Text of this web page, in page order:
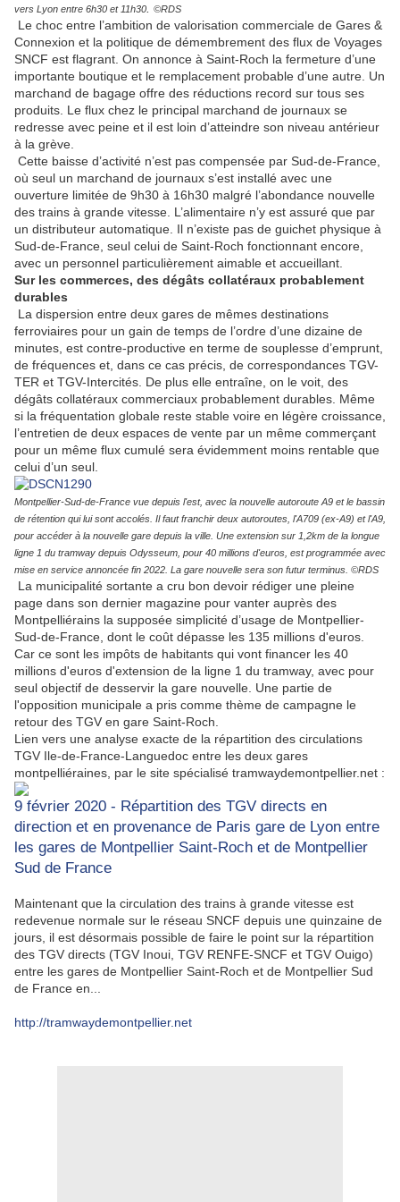
vers Lyon entre 6h30 et 11h30 ©RDS
Le choc entre l’ambition de valorisation commerciale de Gares &
Connexion et la politique de démembrement des flux de Voyages
SNCF est flagrant. On annonce à Saint-Roch la fermeture d’une
importante boutique et le remplacement probable d’une autre. Un
marchand de bagage offre des réductions record sur tous ses
produits. Le flux chez le principal marchand de journaux se
redresse avec peine et il est loin d’atteindre son niveau antérieur
à la grève.
Cette baisse d’activité n’est pas compensée par Sud-de-France,
où seul un marchand de journaux s’est installé avec une
ouverture limitée de 9h30 à 16h30 malgré l’abondance nouvelle
des trains à grande vitesse. L’alimentaire n’y est assuré que par
un distributeur automatique. Il n’existe pas de guichet physique à
Sud-de-France, seul celui de Saint-Roch fonctionnant encore,
avec un personnel particulièrement aimable et accueillant.
Sur les commerces, des dégâts collatéraux probablement
durables
La dispersion entre deux gares de mêmes destinations
ferroviaires pour un gain de temps de l’ordre d’une dizaine de
minutes, est contre-productive en terme de souplesse d’emprunt,
de fréquences et, dans ce cas précis, de correspondances TGV-
TER et TGV-Intercités. De plus elle entraîne, on le voit, des
dégâts collatéraux commerciaux probablement durables. Même
si la fréquentation globale reste stable voire en légère croissance,
l’entretien de deux espaces de vente par un même commerçant
pour un même flux cumulé sera évidemment moins rentable que
celui d’un seul.
Montpellier-Sud-de-France vue depuis l'est, avec la nouvelle autoroute A9 et le bassin
de rétention qui lui sont accolés. Il faut franchir deux autoroutes, l'A709 (ex-A9) et l'A9,
pour accéder à la nouvelle gare depuis la ville. Une extension sur 1,2km de la longue
ligne 1 du tramway depuis Odysseum, pour 40 millions d'euros, est programmée avec
mise en service annoncée fin 2022. La gare nouvelle sera son futur terminus. ©RDS
La municipalité sortante a cru bon devoir rédiger une pleine
page dans son dernier magazine pour vanter auprès des
Montpelliérains la supposée simplicité d’usage de Montpellier-
Sud-de-France, dont le coût dépasse les 135 millions d'euros.
Car ce sont les impôts de habitants qui vont financer les 40
millions d'euros d'extension de la ligne 1 du tramway, avec pour
seul objectif de desservir la gare nouvelle. Une partie de
l'opposition municipale a pris comme thème de campagne le
retour des TGV en gare Saint-Roch.
Lien vers une analyse exacte de la répartition des circulations
TGV Ile-de-France-Languedoc entre les deux gares
montpelliéraines, par le site spécialisé tramwaydemontpellier.net :
9 février 2020 - Répartition des TGV directs en
direction et en provenance de Paris gare de Lyon entre
les gares de Montpellier Saint-Roch et de Montpellier
Sud de France
Maintenant que la circulation des trains à grande vitesse est
redevenue normale sur le réseau SNCF depuis une quinzaine de
jours, il est désormais possible de faire le point sur la répartition
des TGV directs (TGV Inoui, TGV RENFE-SNCF et TGV Ouigo)
entre les gares de Montpellier Saint-Roch et de Montpellier Sud
de France en...
http://tramwaydemontpellier.net